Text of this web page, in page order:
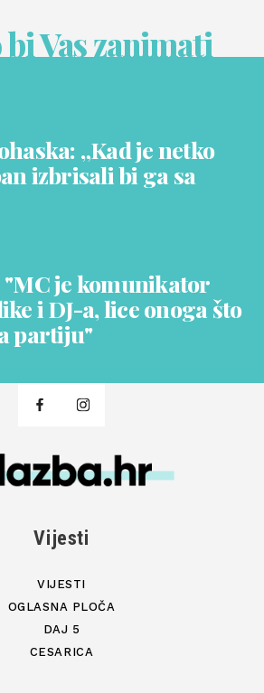
Vas zanimati
„Kad je netko
izbrisali bi ga sa
"MC je komunikator
i DJ-a, lice onoga što
partiju"
Vijesti
VIJESTI
OGLASNA PLOČA
DAJ 5
CESARICA